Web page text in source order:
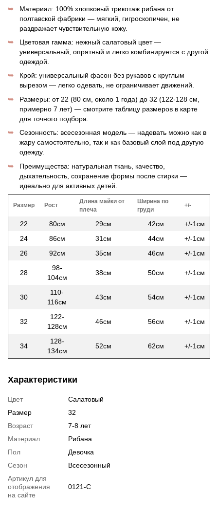
Материал: 100% хлопковый трикотаж рибана от
полтавской фабрики — мягкий, гигроскопичен, не
раздражает чувствительную кожу.
Цветовая гамма: нежный салатовый цвет —
универсальный, опрятный и легко комбинируется с другой
одеждой.
Крой: универсальный фасон без рукавов с круглым
вырезом — легко одевать, не ограничивает движений.
Размеры: от 22 (80 см, около 1 года) до 32 (122-128 см,
примерно 7 лет) — смотрите таблицу размеров в карте
для точного подбора.
Сезонность: всесезонная модель — надевать можно как в
жару самостоятельно, так и как базовый слой под другую
одежду.
Преимущества: натуральная ткань, качество,
дыхательность, сохранение формы после стирки —
идеально для активных детей.
Размер Рост
Длина майки от
плеча
Ширина по
груди
+/-
22 80см 29см 42см
+/-1см
24
86см 31см 44см
+/-1см
26
92см 35см 46см +/-1см
28
98-
104см
38см 50см +/-1см
30
110-
116см
43см 54см +/-1см
32
122-
128см
46см 56см +/-1см
34
128-
134см
52см 62см +/-1см
Характеристики
Цвет
Салатовый
Размер
32
Возраст
7-8 лет
Материал
Рибана
Пол
Девочка
Сезон
Всесезонный
Артикул для
отображения
на сайте
0121-C